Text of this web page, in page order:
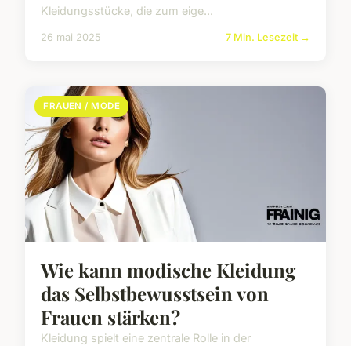
Kleidungsstücke, die zum eige...
26 mai 2025 7 Min. Lesezeit →
FRAUEN / MODE
Wie kann modische Kleidung
das Selbstbewusstsein von
Frauen stärken?
Kleidung spielt eine zentrale Rolle in der